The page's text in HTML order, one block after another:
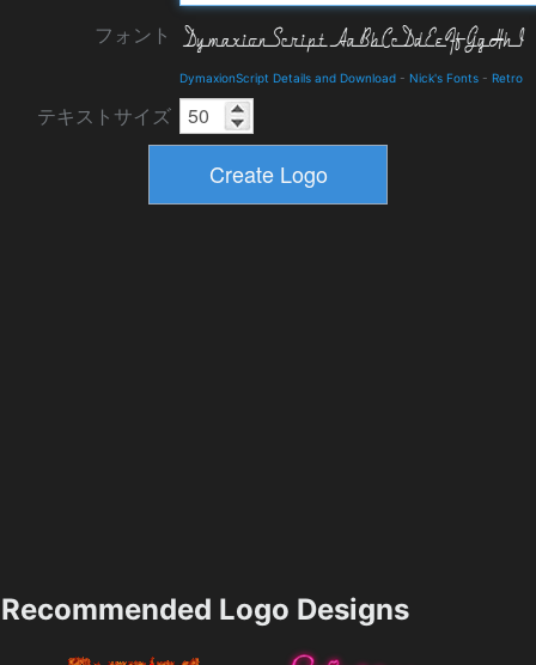
フォント
DymaxionScript Details and Download - Nick's Fonts - Retro
テキストサイズ
Recommended Logo Designs